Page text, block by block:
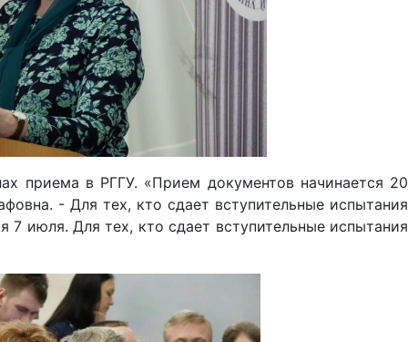
приема в РГГУ. «Прием документов начинается 20
- Для тех, кто сдает вступительные испытания
июля. Для тех, кто сдает вступительные испытания